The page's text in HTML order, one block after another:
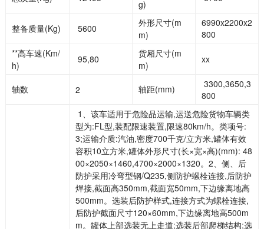
g)
整备质量(Kg) 5600
外形尺寸(m
m)
6990x2200x2
800
**高车速(Km/
h)
95,80
货厢尺寸(m
m)
xx
轴数 2 轴距(mm)
3300,3650,3
800
1、该车适用于危险品运输,运送危险货物车辆类
型为:FL型,装配限速装置,限速80km/h。类项号:
3;运输介质:汽油,密度700千克/立方米,罐体有效
容积10立方米,罐体外形尺寸(长×宽×高)(mm): 48
00×2050×1460,4700×2000×1320。2、侧、后
防护采用冷弯型钢/Q235,侧防护螺栓连接,后防护
焊接,截面高350mm,截面宽50mm,下边缘离地高
500mm。选装后防护样式,连接方式为螺栓连接,
后防护截面尺寸120×60mm,下边缘离地高500m
m。罐体上部选装无上走道;选装后部爬梯结构;选